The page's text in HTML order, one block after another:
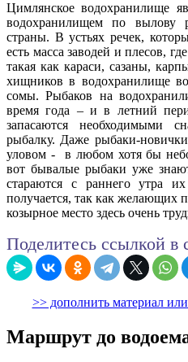
Цимлянское водохранилище
водохранилищем по вылову
страны. В устьях речек,
есть масса заводей и плесов,
такая как караси, сазаны,
хищников в водохранилище
сомы. Рыбаков на
время года – и в летний
запасаются необходимыми
рыбалку. Даже рыбаки-
уловом - в любом хотя бы
вот бывалые рыбаки уже
стараются с раннего утра
получается, так как желающих
козырное место здесь очень
Поделитесь ссылкой в
>> дополнить материал
Маршрут до